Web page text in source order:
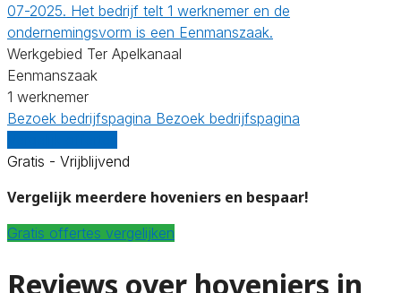
07-2025. Het bedrijf telt 1 werknemer en de
ondernemingsvorm is een Eenmanszaak.
Werkgebied Ter Apelkanaal
Eenmanszaak
1 werknemer
Bezoek bedrijfspagina Bezoek bedrijfspagina
Gratis - Vrijblijvend
Vergelijk meerdere hoveniers en bespaar!
Gratis offertes vergelijken
Reviews over hoveniers in